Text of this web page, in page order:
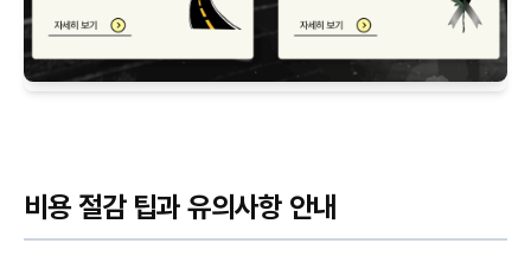
비용 절감 팁과 유의사항 안내